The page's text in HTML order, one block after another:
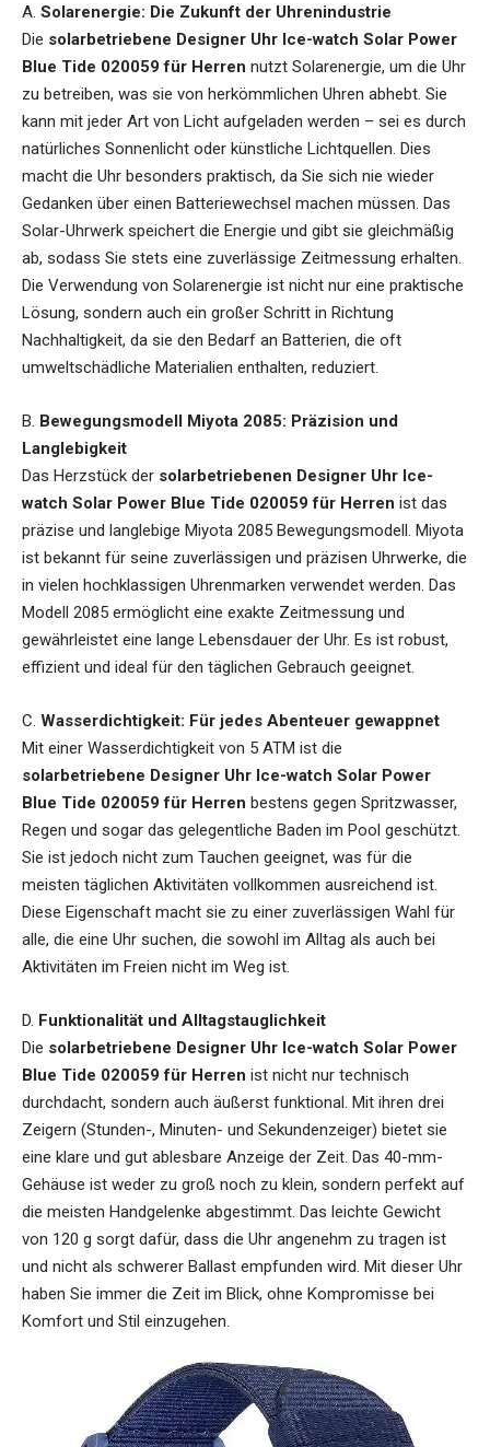
A. Solarenergie: Die Zukunft der Uhrenindustrie
Die solarbetriebene Designer Uhr Ice-watch Solar Power
Blue Tide 020059 für Herren nutzt Solarenergie, um die Uhr
zu betreiben, was sie von herkömmlichen Uhren abhebt. Sie
kann mit jeder Art von Licht aufgeladen werden – sei es durch
natürliches Sonnenlicht oder künstliche Lichtquellen. Dies
macht die Uhr besonders praktisch, da Sie sich nie wieder
Gedanken über einen Batteriewechsel machen müssen. Das
Solar-Uhrwerk speichert die Energie und gibt sie gleichmäßig
ab, sodass Sie stets eine zuverlässige Zeitmessung erhalten.
Die Verwendung von Solarenergie ist nicht nur eine praktische
Lösung, sondern auch ein großer Schritt in Richtung
Nachhaltigkeit, da sie den Bedarf an Batterien, die oft
umweltschädliche Materialien enthalten, reduziert.
B. Bewegungsmodell Miyota 2085: Präzision und
Langlebigkeit
Das Herzstück der solarbetriebenen Designer Uhr Ice-
watch Solar Power Blue Tide 020059 für Herren ist das
präzise und langlebige Miyota 2085 Bewegungsmodell. Miyota
ist bekannt für seine zuverlässigen und präzisen Uhrwerke, die
in vielen hochklassigen Uhrenmarken verwendet werden. Das
Modell 2085 ermöglicht eine exakte Zeitmessung und
gewährleistet eine lange Lebensdauer der Uhr. Es ist robust,
effizient und ideal für den täglichen Gebrauch geeignet.
C. Wasserdichtigkeit: Für jedes Abenteuer gewappnet
Mit einer Wasserdichtigkeit von 5 ATM ist die
solarbetriebene Designer Uhr Ice-watch Solar Power
Blue Tide 020059 für Herren bestens gegen Spritzwasser,
Regen und sogar das gelegentliche Baden im Pool geschützt.
Sie ist jedoch nicht zum Tauchen geeignet, was für die
meisten täglichen Aktivitäten vollkommen ausreichend ist.
Diese Eigenschaft macht sie zu einer zuverlässigen Wahl für
alle, die eine Uhr suchen, die sowohl im Alltag als auch bei
Aktivitäten im Freien nicht im Weg ist.
D. Funktionalität und Alltagstauglichkeit
Die solarbetriebene Designer Uhr Ice-watch Solar Power
Blue Tide 020059 für Herren ist nicht nur technisch
durchdacht, sondern auch äußerst funktional. Mit ihren drei
Zeigern (Stunden-, Minuten- und Sekundenzeiger) bietet sie
eine klare und gut ablesbare Anzeige der Zeit. Das 40-mm-
Gehäuse ist weder zu groß noch zu klein, sondern perfekt auf
die meisten Handgelenke abgestimmt. Das leichte Gewicht
von 120 g sorgt dafür, dass die Uhr angenehm zu tragen ist
und nicht als schwerer Ballast empfunden wird. Mit dieser Uhr
haben Sie immer die Zeit im Blick, ohne Kompromisse bei
Komfort und Stil einzugehen.